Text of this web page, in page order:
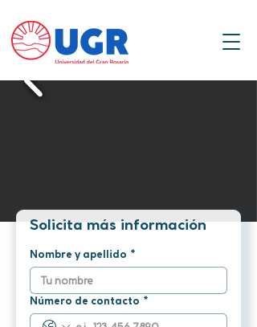
Solicita más información
Nombre y apellido *
Número de contacto *